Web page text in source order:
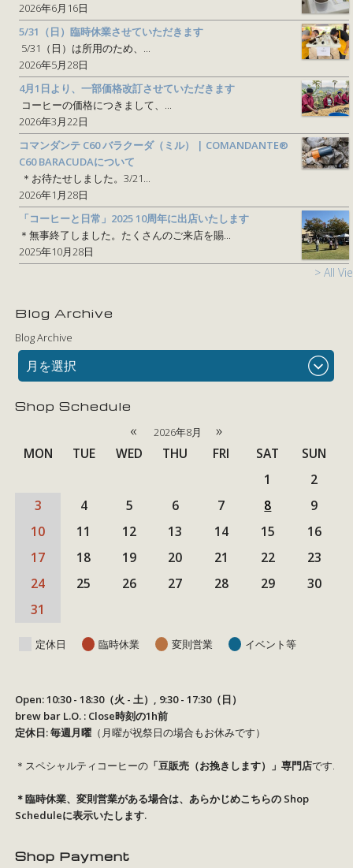
2026年6月16日
5/31（日）臨時休業させていただきます
5/31（日）は所用のため、...
2026年5月28日
4月1日より、一部価格改訂させていただきます
コーヒーの価格につきまして、...
2026年3月22日
コマンダンテ C60 バラクーダ（ミル） | COMANDANTE®
C60 BARACUDAについて
＊お待たせしました。3/21...
2026年1月28日
「コーヒーと日常」2025 10周年に出店いたします
＊無事終了しました。たくさんのご来店を賜...
2025年10月28日
> All
Blog Archive
Blog Archive
月を選択
Shop Schedule
« 2026年8月 »
MON TUE WED THU FRI SAT
SUN
1
2
3
4 5 6 7 8
9
10
11 12 13 14 15
16
17
18 19 20 21 22
23
24
25 26 27 28 29
30
31
定休日 臨時休業 変則営業 イベント等
Open: 10:30 - 18:30（火 - 土）, 9:30 - 17:30（日）
brew bar L.O. : Close時刻の1h前
定休日: 毎週月曜 （月曜が祝祭日の場合もお休みです）
＊スペシャルティコーヒーの 「豆販売（お挽きします）」専門店です.
＊臨時休業、変則営業がある場合は、あらかじめこちらの Shop
Scheduleに表示いたします.
Shop Payment